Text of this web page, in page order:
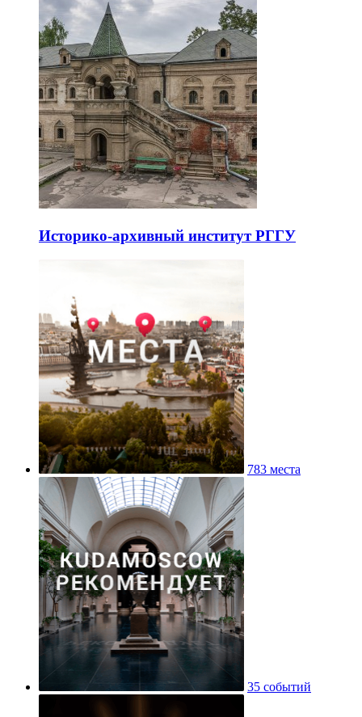
Историко-архивный институт РГГУ
783 места
35 событий